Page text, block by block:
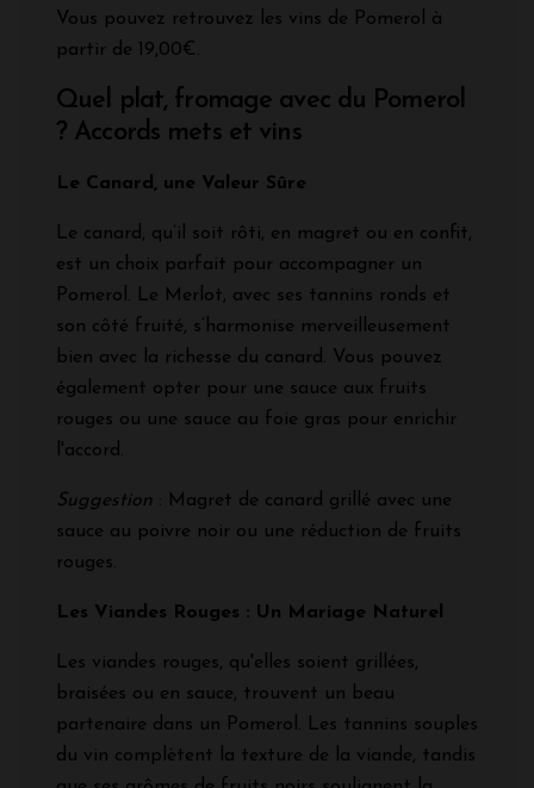
Vous pouvez retrouvez les vins de Pomerol à
partir de 19,00€.
Quel plat, fromage avec du Pomerol
? Accords mets et vins
Le Canard, une Valeur Sûre
Le canard, qu’il soit rôti, en magret ou en confit,
est un choix parfait pour accompagner un
Pomerol. Le Merlot, avec ses tannins ronds et
son côté fruité, s’harmonise merveilleusement
bien avec la richesse du canard. Vous pouvez
également opter pour une sauce aux fruits
rouges ou une sauce au foie gras pour enrichir
l'accord.
Suggestion : Magret de canard grillé avec une
sauce au poivre noir ou une réduction de fruits
rouges.
Les Viandes Rouges : Un Mariage Naturel
Les viandes rouges, qu'elles soient grillées,
braisées ou en sauce, trouvent un beau
partenaire dans un Pomerol. Les tannins souples
du vin complètent la texture de la viande, tandis